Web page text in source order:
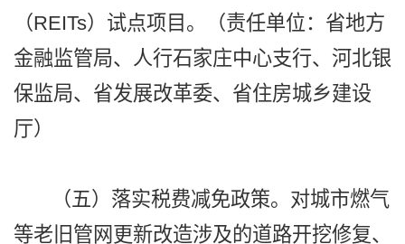
（REITs）试点项目。（责任单位：省地方
金融监管局、人行石家庄中心支行、河北银
保监局、省发展改革委、省住房城乡建设
厅）
（五）落实税费减免政策。对城市燃气
等老旧管网更新改造涉及的道路开挖修复、